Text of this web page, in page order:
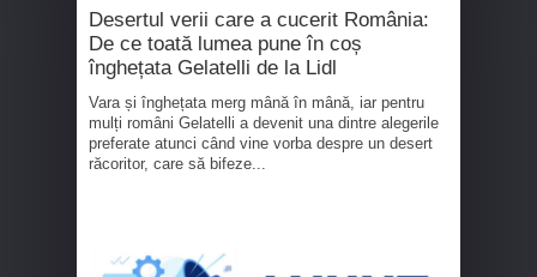
Desertul verii care a cucerit România:
De ce toată lumea pune în coș
înghețata Gelatelli de la Lidl
Vara și înghețata merg mână în mână, iar pentru
mulți români Gelatelli a devenit una dintre alegerile
preferate atunci când vine vorba despre un desert
răcoritor, care să bifeze...